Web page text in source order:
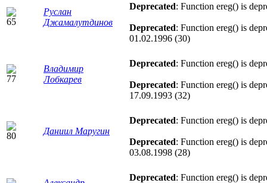
Руслан
Джамалутдинов
Deprecated: Function ereg() is
Deprecated: Function ereg() is
01.02.1996 (30)
Владимир
Лобкарев
Deprecated: Function ereg() is
Deprecated: Function ereg() is
17.09.1993 (32)
Даниил Маругин
Deprecated: Function ereg() is
Deprecated: Function ereg() is
03.08.1998 (28)
Deprecated: Function ereg() is